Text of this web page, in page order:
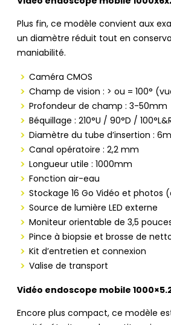
Plus fin, ce modèle convient aux
un diamètre réduit tout en
maniabilité.
Caméra CMOS
Champ de vision : > ou = 100°
Profondeur de champ : 3-50mm
Béquillage : 210°U / 90°D /
Diamètre du tube d’insertion :
Canal opératoire : 2,2 mm
Longueur utile : 1000mm
Fonction air-eau
Stockage 16 Go Vidéo et photos
Source de lumière LED externe
Moniteur orientable de 3,5
Pince à biopsie et brosse de
Kit d’entretien et connexion
Valise de transport
Vidéo endoscope mobile
Encore plus compact, ce modèle